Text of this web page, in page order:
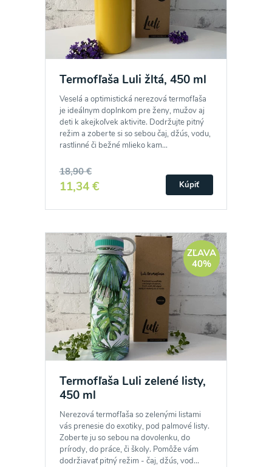
Termofľaša Luli žltá, 450 ml
Veselá a optimistická nerezová termofľaša
je ideálnym doplnkom pre ženy, mužov aj
deti k akejkoľvek aktivite. Dodržujte pitný
režim a zoberte si so sebou čaj, džús, vodu,
rastlinné či bežné mlieko kam...
18,90 €
11,34 € Kúpiť
ZĽAVA
40%
Termofľaša Luli zelené listy,
450 ml
Nerezová termofľaša so zelenými listami
vás prenesie do exotiky, pod palmové listy.
Zoberte ju so sebou na dovolenku, do
prírody, do práce, či školy. Pomôže vám
dodržiavať pitný režim - čaj, džús, vod...